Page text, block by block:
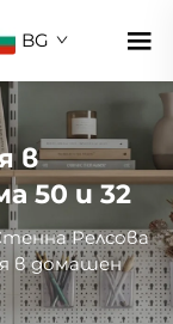
BG
в
50 и 32
Релсовa
в домашен